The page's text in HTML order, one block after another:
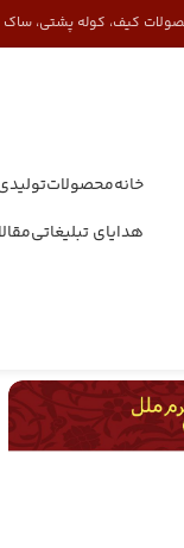
کیف، کوله پشتی،
خانهمحصولات
هدایای تبلیغاتی